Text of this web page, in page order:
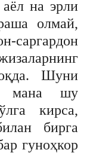
на эрли
олмай,
саргардон
Шуни
мана шу
кирса,
бирга
гуноҳкор